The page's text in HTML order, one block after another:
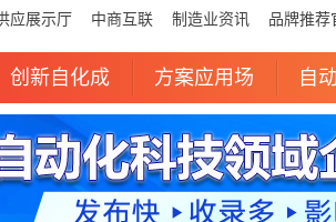
应展示厅 中商互联 制造业资讯 品牌推荐
创新自化成 方案应用场 自